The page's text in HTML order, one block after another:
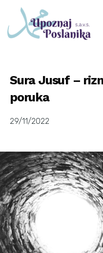
Sura Jusuf –
poruka
29/11/2022